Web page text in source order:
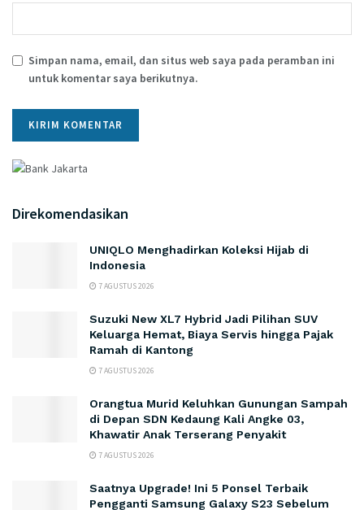
Simpan nama, email, dan situs web saya pada peramban ini
untuk komentar saya berikutnya.
Direkomendasikan
UNIQLO Menghadirkan Koleksi Hijab di
Indonesia
7 AGUSTUS 2026
Suzuki New XL7 Hybrid Jadi Pilihan SUV
Keluarga Hemat, Biaya Servis hingga Pajak
Ramah di Kantong
7 AGUSTUS 2026
Orangtua Murid Keluhkan Gunungan Sampah
di Depan SDN Kedaung Kali Angke 03,
Khawatir Anak Terserang Penyakit
7 AGUSTUS 2026
Saatnya Upgrade! Ini 5 Ponsel Terbaik
Pengganti Samsung Galaxy S23 Sebelum